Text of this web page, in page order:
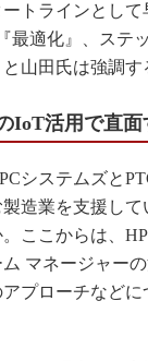
トラインとし
最適化』、ステ
山田氏は強調す
IoT活用で直
システムズと
造業を支援し
ここからは、
ム マネージャー
プローチなど